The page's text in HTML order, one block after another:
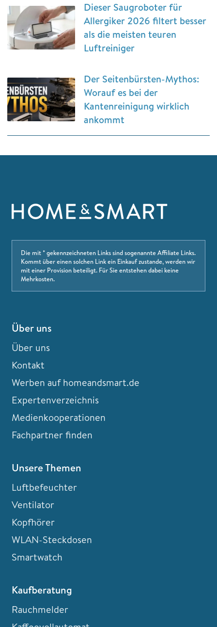
Dieser Saugroboter für
Allergiker 2026 filtert besser
als die meisten teuren
Luftreiniger
Der Seitenbürsten-Mythos:
Worauf es bei der
Kantenreinigung wirklich
ankommt
Die mit * gekennzeichneten Links sind sogenannte Affiliate Links.
Kommt über einen solchen Link ein Einkauf zustande, werden wir
mit einer Provision beteiligt. Für Sie entstehen dabei keine
Mehrkosten.
Über uns
Über uns
Kontakt
Werben auf homeandsmart.de
Expertenverzeichnis
Medienkooperationen
Fachpartner finden
Unsere Themen
Luftbefeuchter
Ventilator
Kopfhörer
WLAN-Steckdosen
Smartwatch
Kaufberatung
Rauchmelder